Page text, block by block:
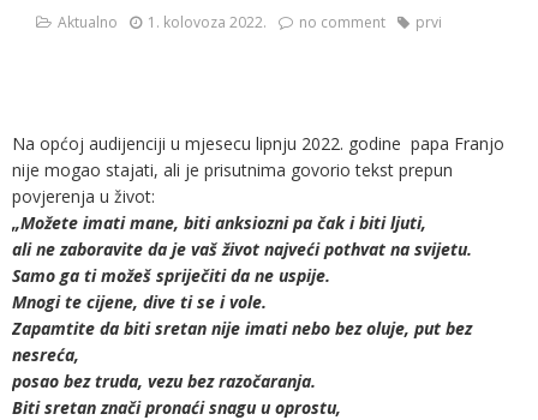
Aktualno 1. kolovoza 2022. no comment prvi
Na općoj audijenciji u mjesecu lipnju 2022. godine papa Franjo
nije mogao stajati, ali je prisutnima govorio tekst prepun
povjerenja u život:
„Možete imati mane, biti anksiozni pa čak i biti ljuti,
ali ne zaboravite da je vaš život najveći pothvat na svijetu.
Samo ga ti možeš spriječiti da ne uspije.
Mnogi te cijene, dive ti se i vole.
Zapamtite da biti sretan nije imati nebo bez oluje, put bez
nesreća,
posao bez truda, vezu bez razočaranja.
Biti sretan znači pronaći snagu u oprostu,